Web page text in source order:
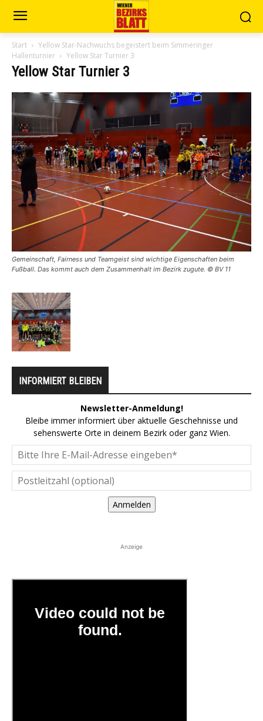
Start
Yellow Star-Nachwuchs begeistert beim Simmeringer
Hallenturnier
Yellow Star Turnier 3
Yellow Star Turnier 3
Gemeinschaft, Fairness und Teamgeist sind wichtige Eigenschaften beim
Fußball. Das kommt auch dem Zusammenhalt im Bezirk zugute. © BV 11
INFORMIERT BLEIBEN
Newsletter-Anmeldung!
Bleibe immer informiert über aktuelle Geschehnisse und
sehenswerte Orte in deinem Bezirk oder ganz Wien.
Anmelden
Anzeige